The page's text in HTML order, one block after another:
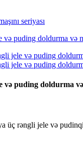
seriyası
puding doldurma və
üç rəngli jele və